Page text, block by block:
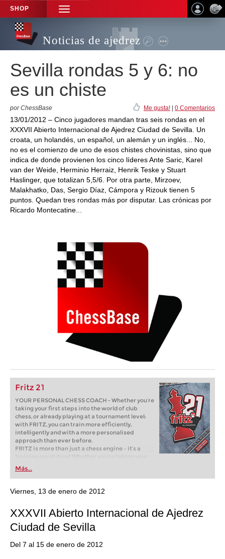
SHOP
TOGGLE
NAVIGATION
Noticias de ajedrez
Sevilla rondas 5 y 6: no
es un chiste
por ChessBase Me gusta! 0 Comentarios
13/01/2012 – Cinco jugadores mandan tras seis rondas en el
XXXVII Abierto Internacional de Ajedrez Ciudad de Sevilla. Un
croata, un holandés, un español, un alemán y un inglés... No,
no es el comienzo de uno de esos chistes chovinistas, sino que
indica de donde provienen los cinco líderes Ante Saric, Karel
van der Weide, Herminio Herraiz, Henrik Teske y Stuart
Haslinger, que totalizan 5,5/6. Por otra parte, Mirzoev,
Malakhatko, Das, Sergio Díaz, Cámpora y Rizouk tienen 5
puntos. Quedan tres rondas más por disputar. Las crónicas por
Ricardo Montecatine...
Fritz 21
YOUR PERSONAL CHESS COACH - Whether you’re
taking your first steps into the world of club
chess, or already playing at a tournament level:
with FRITZ, you can train more efficiently,
intelligently and with a more personalised
approach than ever before.
FRITZ is more than just a chess engine – it’s a
training revolution! Whether you’re taking your
first steps into the world of club chess, or already
playing at a tournament level: with FRITZ, you can
train more efficiently, intelligently and with a
more personalised approach than ever before.
Más...
Viernes, 13 de enero de 2012
XXXVII Abierto Internacional de Ajedrez
Ciudad de Sevilla
Del 7 al 15 de enero de 2012